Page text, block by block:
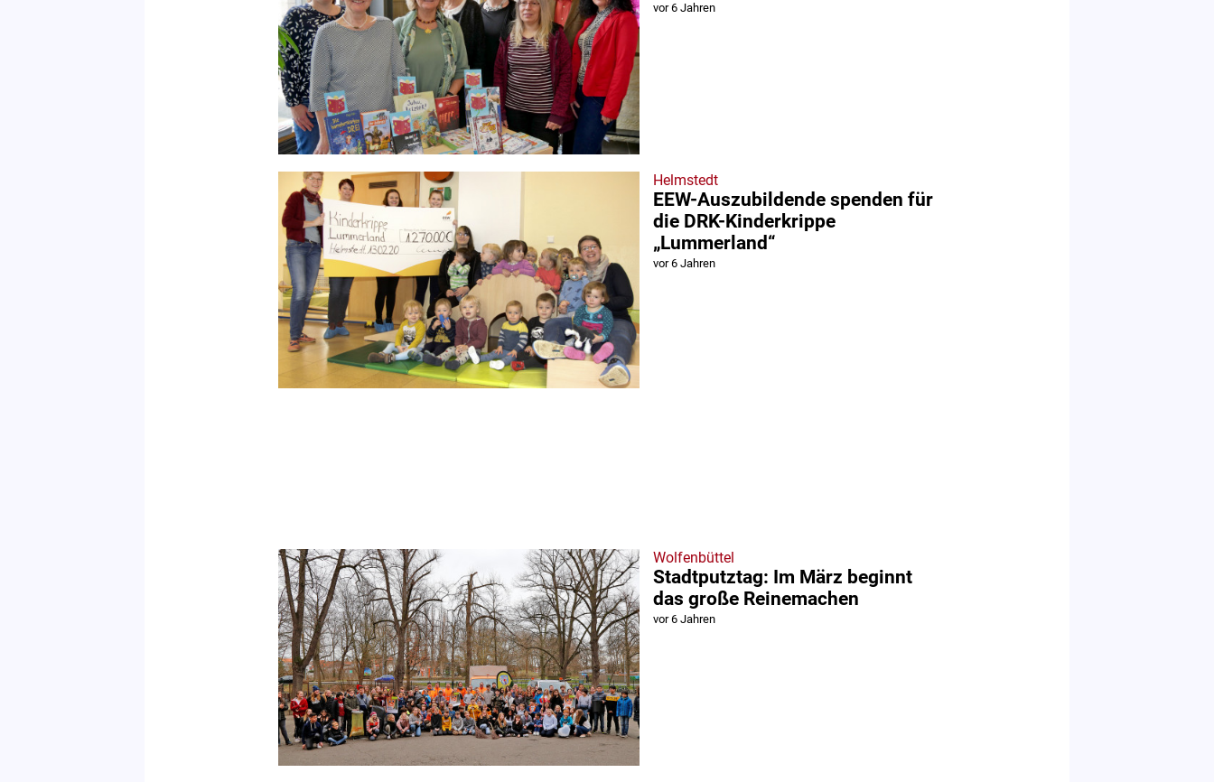
vor 6 Jahren
Helmstedt
EEW-Auszubildende spenden für
die DRK-Kinderkrippe
„Lummerland“
vor 6 Jahren
Wolfenbüttel
Stadtputztag: Im März beginnt
das große Reinemachen
vor 6 Jahren